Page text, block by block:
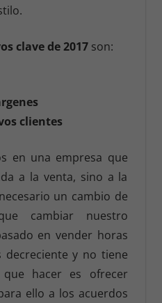
clave de 2017son:
clientes
en una empresa que
a la venta, sino a la
un cambio de
cambiar nuestro
en vender horas
decreciente y no tiene
hacer es ofrecer
ello a los acuerdos